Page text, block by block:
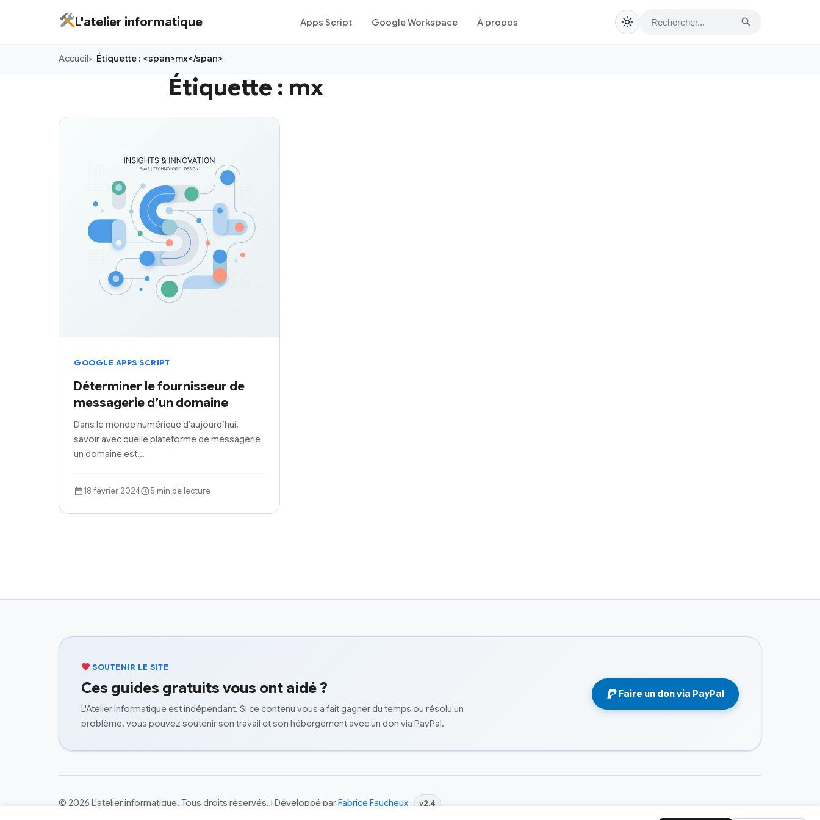
L'atelier informatique Apps Script Google Workspace À propos
Accueil Étiquette : <span>mx</span>
Étiquette : mx
GOOGLE APPS SCRIPT
Déterminer le fournisseur de
messagerie d’un domaine
Dans le monde numérique d’aujourd’hui,
savoir avec quelle plateforme de messagerie
un domaine est…
18 février 2024 5 min de lecture
SOUTENIR LE SITE
Ces guides gratuits vous ont aidé ?
L'Atelier Informatique est indépendant. Si ce contenu vous a fait gagner du temps ou résolu un
problème, vous pouvez soutenir son travail et son hébergement avec un don via PayPal.
Faire un don via PayPal
© 2026 L'atelier informatique. Tous droits réservés. | Développé parFabrice Faucheux v2.4